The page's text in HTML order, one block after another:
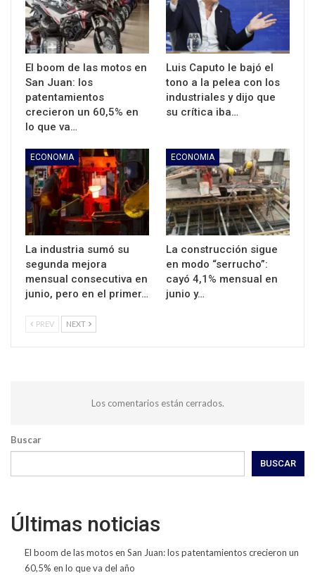
El boom de las motos en
San Juan: los
patentamientos
crecieron un 60,5% en
lo que va…
Luis Caputo le bajó el
tono a la pelea con los
industriales y dijo que
su crítica iba…
ECONOMIA
La industria sumó su
segunda mejora
mensual consecutiva en
junio, pero en el primer…
ECONOMIA
La construcción sigue
en modo “serrucho”:
cayó 4,1% mensual en
junio y…
PREV NEXT
Los comentarios están cerrados.
Buscar
BUSCAR
Últimas noticias
El boom de las motos en San Juan: los patentamientos crecieron un
60,5% en lo que va del año